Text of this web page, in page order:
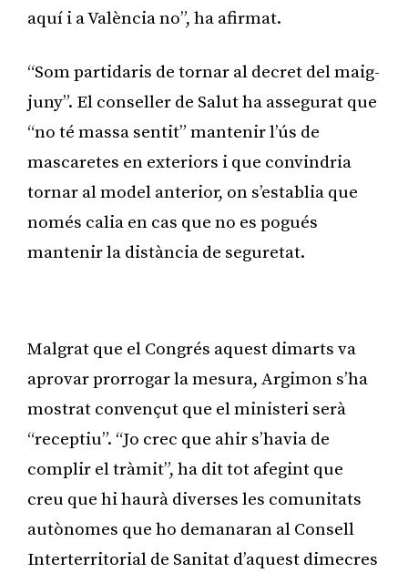
aquí i a València no”, ha afirmat.
“Som partidaris de tornar al decret del maig-
juny”. El conseller de Salut ha assegurat que
“no té massa sentit” mantenir l’ús de
mascaretes en exteriors i que convindria
tornar al model anterior, on s’establia que
només calia en cas que no es pogués
mantenir la distància de seguretat.
Malgrat que el Congrés aquest dimarts va
aprovar prorrogar la mesura, Argimon s’ha
mostrat convençut que el ministeri serà
“receptiu”. “Jo crec que ahir s’havia de
complir el tràmit”, ha dit tot afegint que
creu que hi haurà diverses les comunitats
autònomes que ho demanaran al Consell
Interterritorial de Sanitat d’aquest dimecres